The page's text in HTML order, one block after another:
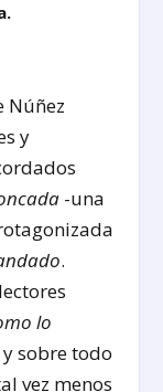
Núñez
y
-una
.
lo
y sobre todo
vez menos